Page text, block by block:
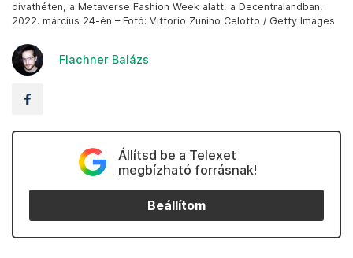
divathéten, a Metaverse Fashion Week alatt, a Decentralandban,
2022. március 24-én – Fotó: Vittorio Zunino Celotto / Getty Images
Flachner Balázs
Állítsd be a Telexet
megbízható forrásnak!
Beállítom